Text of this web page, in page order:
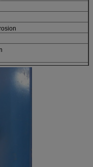
suivant le paiement
à la
combinée étagère
doublant la zone du
le bas, capacité de charge,